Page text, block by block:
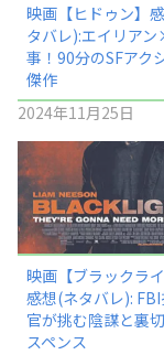
映画【ヒドゥン】
タバレ):エイリア
事！90分のSFアク
傑作
2024年11月25日
映画【ブラックライ
感想(ネタバレ):
官が挑む陰謀と裏
スペンス